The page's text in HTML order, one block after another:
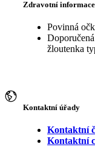
Zdravotní
Povinná
žloutenka
Kontaktní úřady
Kontaktní
Kontaktní